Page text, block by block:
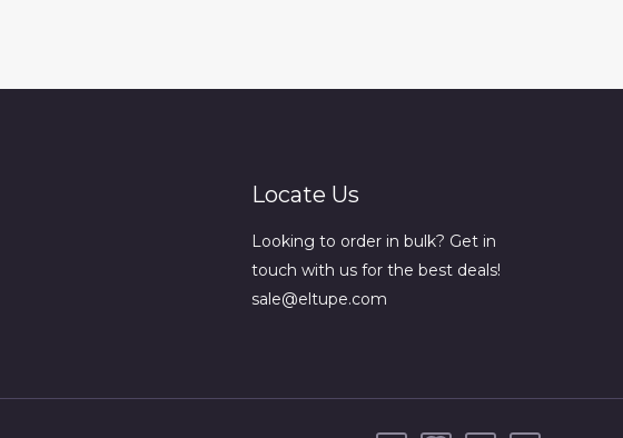
Locate Us
Looking to order in bulk? Get in
touch with us for the best deals!
sale@eltupe.com